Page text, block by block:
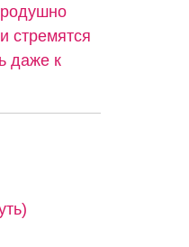
стремятся
даже к